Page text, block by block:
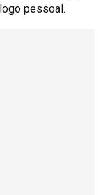
pessoal.